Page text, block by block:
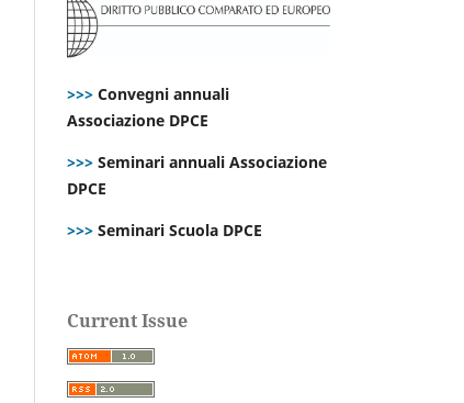
>>> Convegni annuali
Associazione DPCE
>>> Seminari annuali Associazione
DPCE
>>> Seminari Scuola DPCE
Current Issue